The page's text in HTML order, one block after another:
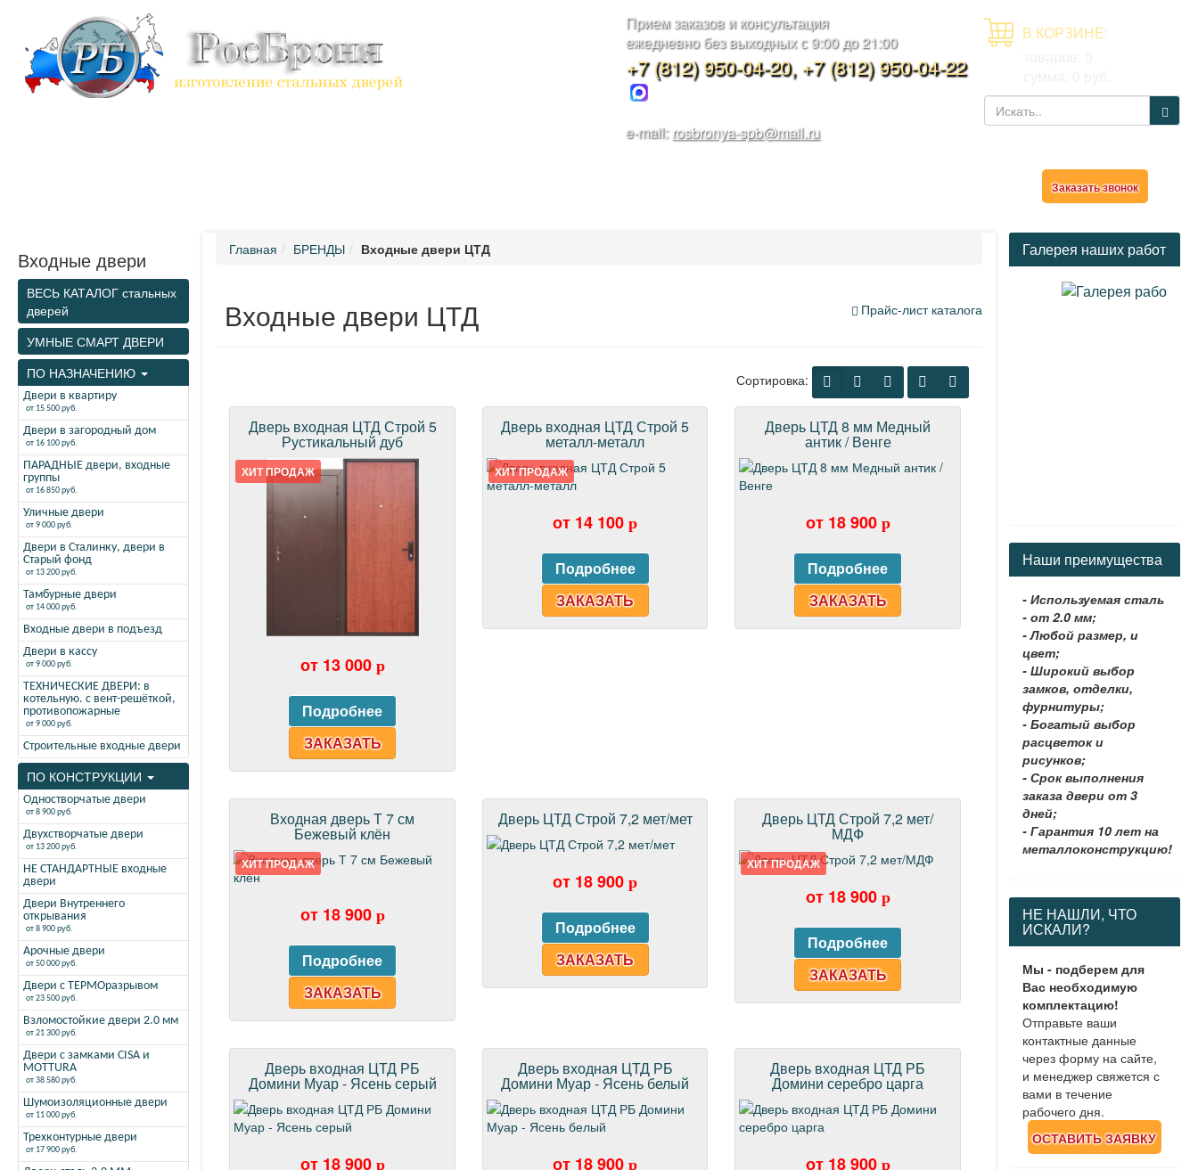
Прием заказов и консультация
ежедневно без выходных с 9:00 до 21:00
+7 (812) 950-04-20, +7 (812) 950-04-22
e-mail: rosbronya-spb@mail.ru
В КОРЗИНЕ:
Заказать звонок
Входные двери
ВЕСЬ КАТАЛОГ стальных
дверей
УМНЫЕ СМАРТ ДВЕРИ
ПО НАЗНАЧЕНИЮ
Двери в квартиру
от 15 500 руб.
Двери в загородный дом
от 16 100 руб.
ПАРАДНЫЕ двери, входные
группы
от 16 850 руб.
Уличные двери
от 9 000 руб.
Двери в Сталинку, двери в
Старый фонд
от 13 200 руб.
Тамбурные двери
от 14 000 руб.
Входные двери в подъезд
Двери в кассу
от 9 000 руб.
ТЕХНИЧЕСКИЕ ДВЕРИ: в
котельную. с вент-решёткой,
противопожарные
от 9 000 руб.
Строительные входные двери
ПО КОНСТРУКЦИИ
Одностворчатые двери
от 8 900 руб.
Двухстворчатые двери
от 13 200 руб.
НЕ СТАНДАРТНЫЕ входные
двери
Двери Внутреннего
открывания
от 8 900 руб.
Арочные двери
от 50 000 руб.
Двери с ТЕРМОразрывом
от 23 500 руб.
Взломостойкие двери 2.0 мм
от 21 300 руб.
Двери с замками CISA и
MOTTURA
от 38 580 руб.
Шумоизоляционные двери
от 11 000 руб.
Трехконтурные двери
от 17 900 руб.
Главная БРЕНДЫ Входные двери ЦТД
Прайс-лист каталога
Входные двери ЦТД
Сортировка:
Дверь входная ЦТД Строй 5
Рустикальный дуб
ХИТ ПРОДАЖ
от 13 000 p
ЗАКАЗАТЬ
Дверь входная ЦТД Строй 5
металл-металл
ХИТ ПРОДАЖ
от 14 100p
ЗАКАЗАТЬ
Дверь ЦТД 8 мм Медный
антик / Венге
от 18 900 p
ЗАКАЗАТЬ
Входная дверь Т 7 см
Бежевый клён
ХИТ ПРОДАЖ
от 18 900 p
ЗАКАЗАТЬ
Дверь ЦТД Строй 7,2 мет/мет
от 18 900p
ЗАКАЗАТЬ
Дверь ЦТД Строй 7,2 мет/
МДФ
ХИТ ПРОДАЖ
от 18 900 p
ЗАКАЗАТЬ
Дверь входная ЦТД РБ
Домини Муар - Ясень серый
от 18 900 p
Дверь входная ЦТД РБ
Домини Муар - Ясень белый
от 18 900p
Дверь входная ЦТД РБ
Домини серебро царга
от 18 900 p
Галерея наших работ
Наши преимущества
- Используемая сталь
- от 2.0 мм;
- Любой размер, и
цвет;
- Широкий выбор
замков, отделки,
фурнитуры;
- Богатый выбор
расцветок и
рисунков;
- Срок выполнения
заказа двери от 3
дней;
- Гарантия 10 лет на
металлоконструкцию!
НЕ НАШЛИ, ЧТО
ИСКАЛИ?
Мы - подберем для
Вас необходимую
комплектацию!
Отправьте ваши
контактные данные
через форму на сайте,
и менеджер свяжется с
вами в течение
рабочего дня.
ОСТАВИТЬ ЗАЯВКУ